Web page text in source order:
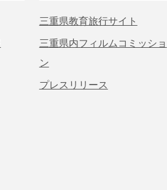
三重県教育旅行サイト
三重県内フィルムコミッショ
ン
プレスリリース